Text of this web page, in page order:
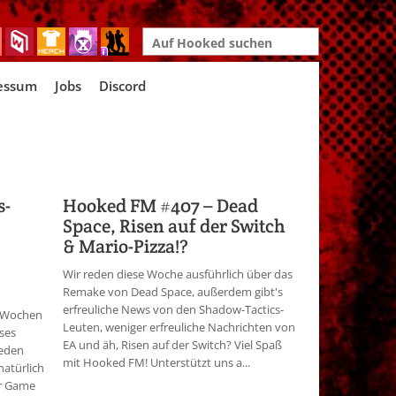
Search
for:
Jobs Discord
Hooked FM #407 – Dead
Space, Risen auf der Switch
& Mario-Pizza!?
Wir reden diese Woche ausführlich über das
Remake von Dead Space, außerdem gibt's
erfreuliche News von den Shadow-Tactics-
Leuten, weniger erfreuliche Nachrichten von
EA und äh, Risen auf der Switch? Viel Spaß
mit Hooked FM! Unterstützt uns a...